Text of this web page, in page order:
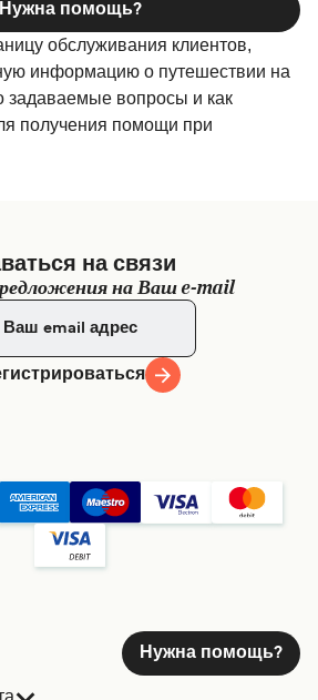
обслуживания клиентов,
информацию о путешествии на
задаваемые вопросы и как
получения помощи при
Нужна помощь?
на связи
на Ваш e-mail
Нужна помощь?